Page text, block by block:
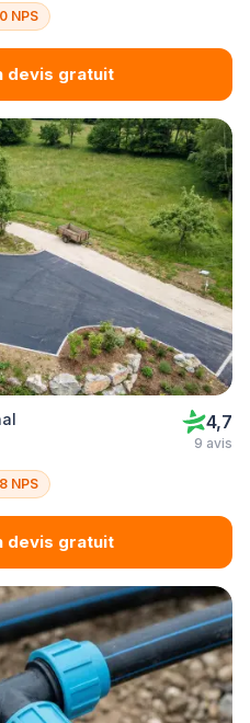
NPS
devis gratuit
4,7
9 avis
NPS
devis gratuit